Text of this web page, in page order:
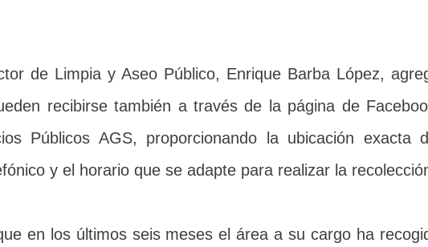
de Limpia y Aseo Público, Enrique Barba López,
recibirse también a través de la página de
Públicos AGS, proporcionando la ubicación exacta
y el horario que se adapte para realizar la
en los últimos seis meses el área a su cargo ha